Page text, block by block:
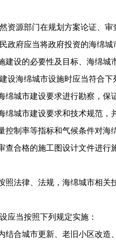
资源部门在规划方案论证、
政府应当将政府投资的海绵
建设的必要性及目标、海绵
设海绵城市设施时应当符合下
绵城市建设要求进行勘察，
绵城市建设要求和技术规范
控制率等指标和气候条件对海
查合格的施工图设计文件进
照法律、法规，海绵城市相
应当按照下列规定实施：
结合城市更新、老旧小区改